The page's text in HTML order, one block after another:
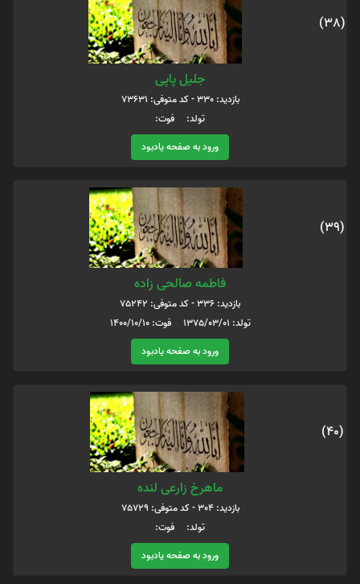
(38)
جلیل پاپی
بازدید: 330 - کد متوفی: 73631
تولد: فوت:
ورود به صفحه یادبود
(39)
فاطمه صالحی زاده
بازدید: 336 - کد متوفی: 75242
تولد: 1375/03/01 فوت: 1400/10/10
ورود به صفحه یادبود
(40)
ماهرخ زارعی لنده
بازدید: 304 - کد متوفی: 75729
تولد: فوت:
ورود به صفحه یادبود